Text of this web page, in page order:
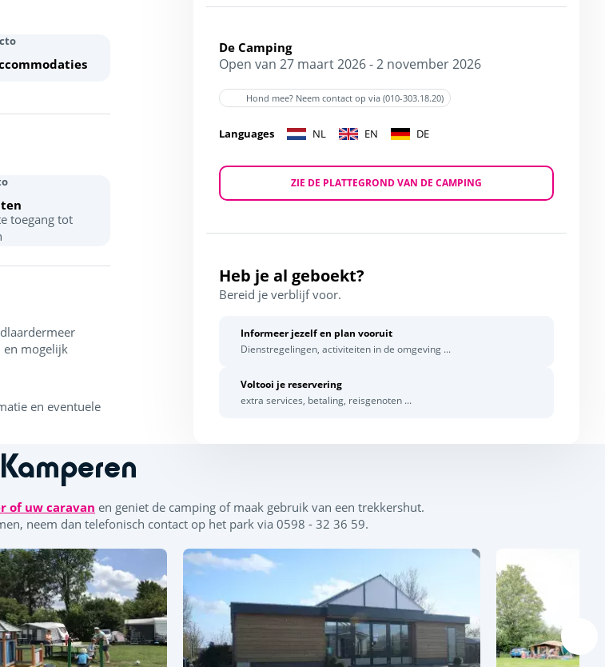
OpenStreetMap contributors, Points © 2012 LINZ
toegang tot
en mogelijk
en eventuele
De Camping
Open van 27 maart 2026 - 2 november 2026
Hond mee? Neem contact op via (010-303.18.20)
Languages NL EN DE
ZIE DE PLATTEGROND VAN DE CAMPING
Heb je al geboekt?
Bereid je verblijf voor.
Informeer jezelf en plan vooruit
Dienstregelingen, activiteiten in de omgeving ...
Voltooi je reservering
extra services, betaling, reisgenoten ...
Kamperen
of uw caravan en geniet de camping of maak gebruik van een trekkershut.
neem dan telefonisch contact op het park via 0598 - 32 36 59.